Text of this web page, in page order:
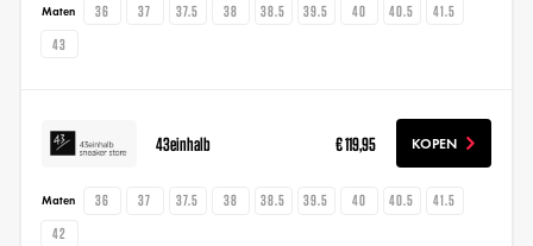
Maten 36 37 37.5 38 38.5 39.5 40 40.5
41.5
43
43einhalb € 119,95 KOPEN
Maten 36 37 37.5 38 38.5 39.5 40 40.5
41.5
42